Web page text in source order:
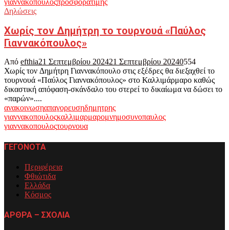
γιαννακοπουλοςπροσφορατιμης
Δηλώσεις
Χωρίς τον Δημήτρη το τουρνουά «Παύλος
Γιαννακόπουλος»
Από efthia21 Σεπτεμβρίου 202421 Σεπτεμβρίου 20240554
Χωρίς τον Δημήτρη Γιαννακόπουλο στις εξέδρες θα διεξαχθεί το
τουρνουά «Παύλος Γιαννακόπουλος» στο Καλλιμάρμαρο καθώς
δικαστική απόφαση-σκάνδαλο του στερεί το δικαίωμα να δώσει το
«παρών»....
ανακοινωσηαπαγορευσηδημητρης
γιαννακοπουλοςκαλλιμαρμαρομνημοσυνοπαυλος
γιαννακοπουλοςτουρνουα
ΓΕΓΟΝΟΤΑ
Περιφέρεια
Φθιώτιδα
Ελλάδα
Κόσμος
ΑΡΘΡΑ – ΣΧΟΛΙΑ